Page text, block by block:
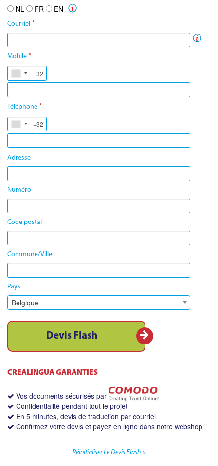
NL FR EN
Courriel *
Mobile *
Téléphone *
Adresse
Numéro
Code postal
Commune/Ville
Pays
Belgique
Devis Flash
CREALINGUA GARANTIES
Vos documents sécurisés par
Confidentialité pendant tout le projet
En 5 minutes, devis de traduction par courriel
Confirmez votre devis et payez en ligne dans notre webshop
Réinitialiser Le Devis Flash >